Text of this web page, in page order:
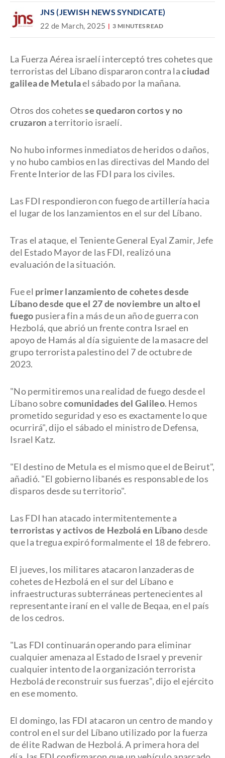
JNS (JEWISH NEWS SYNDICATE)
22 de March, 2025 3 MINUTES READ
La Fuerza Aérea israelí interceptó tres cohetes que
terroristas del Líbano dispararon contra laciudad
galilea de Metulael sábado por la mañana.
Otros dos cohetesse quedaron cortos y no
cruzaron a territorio israelí.
No hubo informes inmediatos de heridos o daños,
y no hubo cambios en las directivas del Mando del
Frente Interior de las FDI para los civiles.
Las FDI respondieron con fuego de artillería hacia
el lugar de los lanzamientos en el sur del Líbano.
Tras el ataque, el Teniente General Eyal Zamir, Jefe
del Estado Mayor de las FDI, realizó una
evaluación de la situación.
Fue el primer lanzamiento de cohetes desde
Líbano desde que el 27 de noviembre un alto el
fuego pusiera fin a más de un año de guerra con
Hezbolá, que abrió un frente contra Israel en
apoyo de Hamás al día siguiente de la masacre del
grupo terrorista palestino del 7 de octubre de
2023.
"No permitiremos una realidad de fuego desde el
Líbano sobrecomunidades del Galileo. Hemos
prometido seguridad y eso es exactamente lo que
ocurrirá", dijo el sábado el ministro de Defensa,
Israel Katz.
"El destino de Metula es el mismo que el de Beirut",
añadió. "El gobierno libanés es responsable de los
disparos desde su territorio".
Las FDI han atacado intermitentemente a
terroristas y activos de Hezbolá en Líbanodesde
que la tregua expiró formalmente el 18 de febrero.
El jueves, los militares atacaron lanzaderas de
cohetes de Hezbolá en el sur del Líbano e
infraestructuras subterráneas pertenecientes al
representante iraní en el valle de Beqaa, en el país
de los cedros.
"Las FDI continuarán operando para eliminar
cualquier amenaza al Estado de Israel y prevenir
cualquier intento de la organización terrorista
Hezbolá de reconstruir sus fuerzas", dijo el ejército
en ese momento.
El domingo, las FDI atacaron un centro de mando y
control en el sur del Líbano utilizado por la fuerza
de élite Radwan de Hezbolá. A primera hora del